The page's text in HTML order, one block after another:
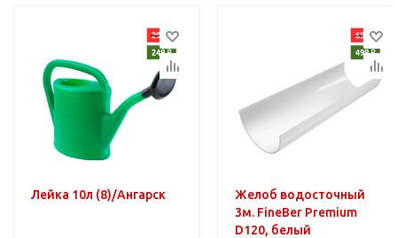
Лейка 10л (8)/Ангарск
Желоб водосточный
3м. FineBer Premium
D120, белый